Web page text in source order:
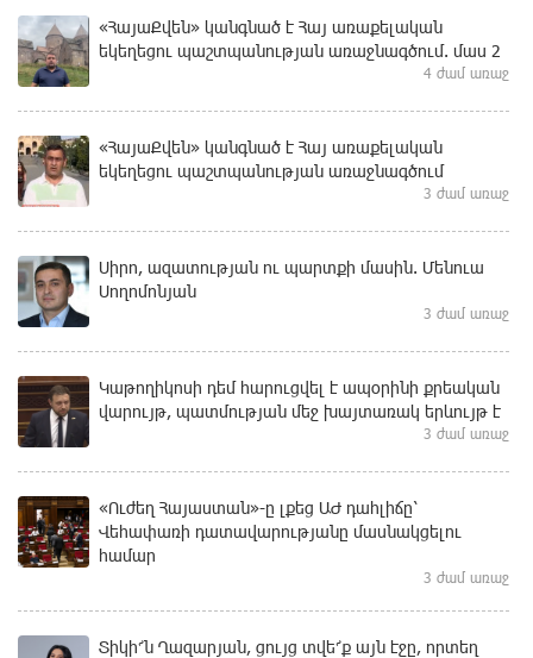
«ՀայաՔվեն» կանգնած է Հայ առաքելական
եկեղեցու պաշտպանության առաջնագծում. մաս 2
4 ժամ առաջ
«ՀայաՔվեն» կանգնած է Հայ առաքելական
եկեղեցու պաշտպանության առաջնագծում
3 ժամ առաջ
Սիրո, ազատության ու պարտքի մասին. Մենուա
Սողոմոնյան
3 ժամ առաջ
Կաթողիկոսի դեմ հարուցվել է ապօրինի քրեական
վարույթ, պատմության մեջ խայտառակ երևույթ է
3 ժամ առաջ
«Ուժեղ Հայաստան»-ը լքեց ԱԺ դահլիճը՝
Վեհափառի դատավարությանը մասնակցելու
համար
3 ժամ առաջ
Տիկի՜ն Ղազարյան, ցույց տվե՜ք այն էջը, որտեղ